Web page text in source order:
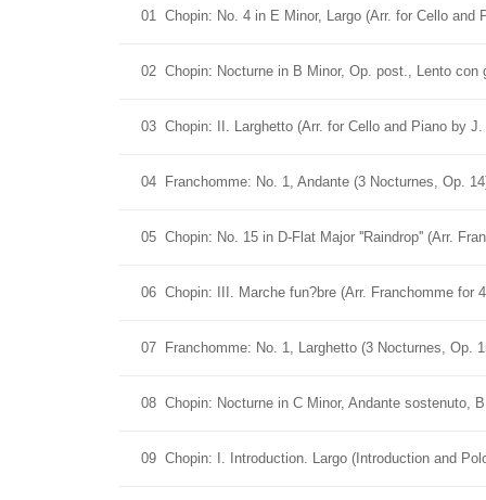
01 Chopin: No. 4 in E Minor, Largo (Arr. for Cello
02 Chopin: Nocturne in B Minor, Op. post., Lento
03 Chopin: II. Larghetto (Arr. for Cello and Piano by
04 Franchomme: No. 1, Andante (3 Nocturnes, Op.
05 Chopin: No. 15 in D-Flat Major ''Raindrop'' (Arr.
06 Chopin: III. Marche fun?bre (Arr. Franchomme for
07 Franchomme: No. 1, Larghetto (3 Nocturnes, Op.
08 Chopin: Nocturne in C Minor, Andante sostenuto,
09 Chopin: I. Introduction. Largo (Introduction and